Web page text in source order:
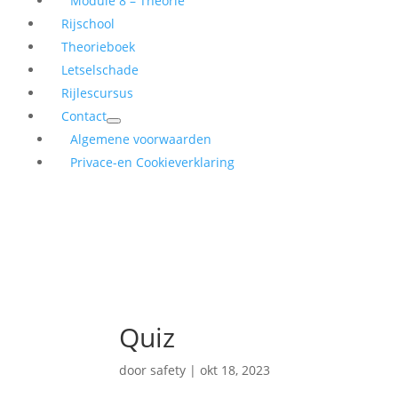
Rijschool
Theorieboek
Letselschade
Rijlescursus
Contact
Algemene voorwaarden
Privace-en Cookieverklaring
Quiz
doorsafety |okt 18, 2023